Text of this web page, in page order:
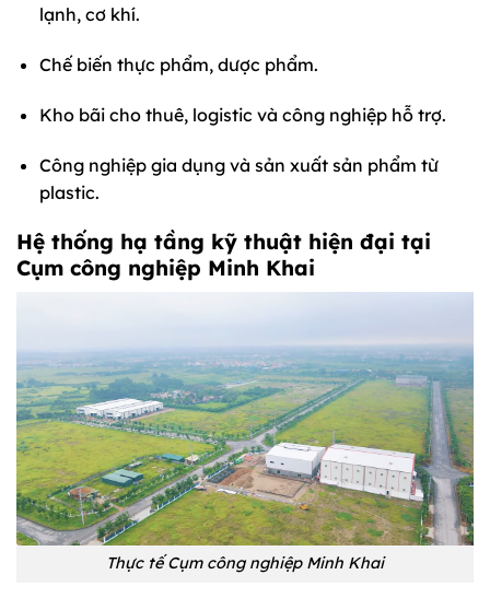
lạnh, cơ khí.
Chế biến thực phẩm, dược phẩm.
Kho bãi cho thuê, logistic và công nghiệp hỗ trợ.
Công nghiệp gia dụng và sản xuất sản phẩm từ
plastic.
Hệ thống hạ tầng kỹ thuật hiện đại tại
Cụm công nghiệp Minh Khai
Thực tế Cụm công nghiệp Minh Khai